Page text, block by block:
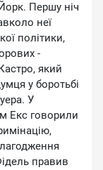
Першу ніч
неї
політики,
-
який
у боротьбі
У
Екс говорили
правив